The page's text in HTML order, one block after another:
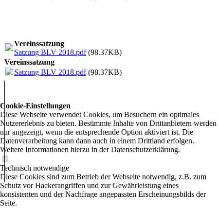
Vereinssatzung
Satzung BLV 2018.pdf(98.37KB)
Vereinssatzung
Satzung BLV 2018.pdf(98.37KB)
Cookie-Einstellungen
Diese Webseite verwendet Cookies, um Besuchern ein optimales
Nutzererlebnis zu bieten. Bestimmte Inhalte von Drittanbietern werden
nur angezeigt, wenn die entsprechende Option aktiviert ist. Die
Datenverarbeitung kann dann auch in einem Drittland erfolgen.
Weitere Informationen hierzu in der Datenschutzerklärung.
Technisch notwendige
Diese Cookies sind zum Betrieb der Webseite notwendig, z.B. zum
Schutz vor Hackerangriffen und zur Gewährleistung eines
konsistenten und der Nachfrage angepassten Erscheinungsbilds der
Seite.